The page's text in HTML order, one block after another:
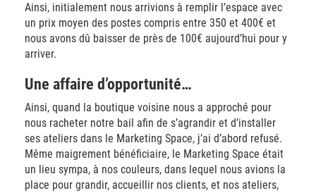
Ainsi, initialement nous arrivions à remplir l’espace avec
un prix moyen des postes compris entre 350 et 400€ et
nous avons dû baisser de près de 100€ aujourd’hui pour y
arriver.
Une affaire d’opportunité…
Ainsi, quand la boutique voisine nous a approché pour
nous racheter notre bail afin de s’agrandir et d’installer
ses ateliers dans le Marketing Space, j’ai d’abord refusé.
Même maigrement bénéficiaire, le Marketing Space était
un lieu sympa, à nos couleurs, dans lequel nous avions la
place pour grandir, accueillir nos clients, et nos ateliers,